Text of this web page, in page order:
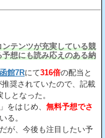
テンツが充実している競
想にも読み応えのある納
函館7Rにて316倍の配当と
奨されていたので、記載
となった。
」をはじめ、 無料予想でさ
る。
が、今後も注目したい予